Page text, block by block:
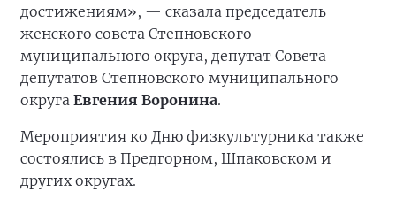
достижениям», — сказала председатель
женского совета Степновского
муниципального округа, депутат Совета
депутатов Степновского муниципального
округа Евгения Воронина.
Мероприятия ко Дню физкультурника также
состоялись в Предгорном, Шпаковском и
других округах.